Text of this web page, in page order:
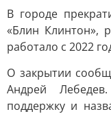
В городе
«Блин Клинтон»,
работало с 2022
О закрытии
Андрей
поддержку и